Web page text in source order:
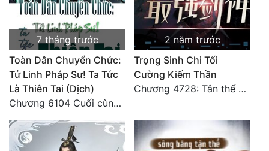
Tu Chân
Tu Tiên
Tội Phạm
Vô Địch
Võ Hiệp
Võng Du
7 tháng trước
Toàn Dân Chuyển Chức:
Tử Linh Pháp Sư! Ta Tức
Là Thiên Tai (Dịch)
Chương 6104 Cuối cùng (HẾT)
2 năm trước
Trọng Sinh Chi Tối
Cường Kiếm Thần
Chương 4728: Tân thế giới (đại kết cục) (10)